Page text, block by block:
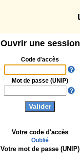
Ouvrir une session
Code d'accès
Votre code d'accès
Oublié
Mot de passe (UNIP)
Votre mot de passe (UNIP)